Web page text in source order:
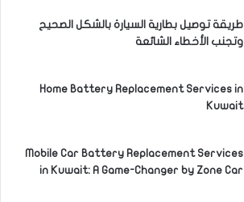
طريقة توصيل بطارية السيارة بالشكل الصحيح
وتجنب الأخطاء الشائعة
Home Battery Replacement Services in
Kuwait
Mobile Car Battery Replacement Services
in Kuwait: A Game-Changer by Zone Car